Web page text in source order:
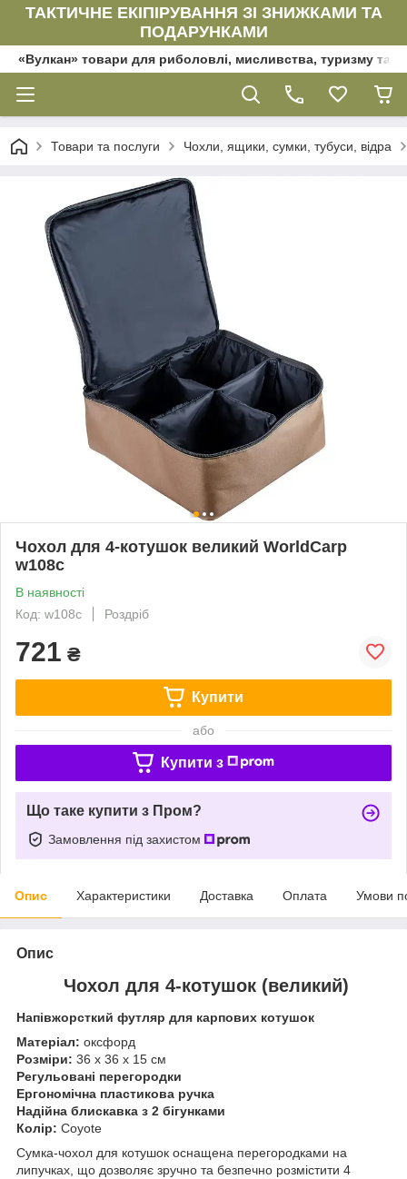
ТАКТИЧНЕ ЕКІПІРУВАННЯ ЗІ ЗНИЖКАМИ ТА
ПОДАРУНКАМИ
«Вулкан» товари для риболовлі, мисливства, туризму та
Товари та послуги Чохли, ящики, сумки, тубуси, відра
Чохол для 4-котушок великий WorldCarp
w108c
В наявності
Код: w108c
Роздріб
721 ₴
Купити
або
Купити з
Що таке купити з Пром?
Замовлення під захистом
Опис Характеристики Доставка Оплата Умови
Опис
Чохол для 4-котушок (великий)
Напівжорсткий футляр для карпових котушок
Матеріал: оксфорд
Розміри: 36 х 36 х 15 см
Регульовані перегородки
Ергономічна пластикова ручка
Надійна блискавка з 2 бігунками
Колір: Coyote
Сумка-чохол для котушок оснащена перегородками на
липучках, що дозволяє зручно та безпечно розмістити 4